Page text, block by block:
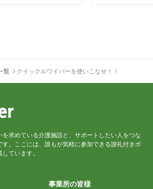
覧 クイックルワイパーを使いこなせ！！
を求めている介護施設と、サポートしたい人をつな
す。ここには、誰もが気軽に参加できる謝礼付きボ
ています。
事業所の皆様